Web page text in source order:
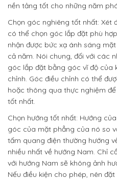
nền tảng tốt cho những năm
Chọn góc nghiêng tốt nhất: Xét
có thể chọn góc lắp đặt phù
nhận được bức xạ ánh sáng
cả năm. Nói chung, đối với các
góc lắp đặt bằng góc vĩ độ của
chỉnh. Góc điều chỉnh có thể
hoặc thông qua thực nghiệm
tốt nhất.
Chọn hướng tốt nhất: Hướng
góc của mặt phẳng của nó so
tấm quang điện thường hướng
nhiều nhất về hướng Nam. Chỉ
với hướng Nam sẽ không ảnh
Nếu điều kiện cho phép, nên